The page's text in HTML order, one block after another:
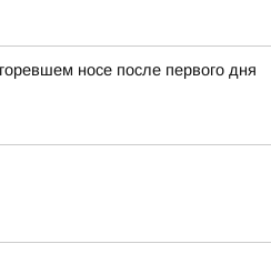
носе после первого дня